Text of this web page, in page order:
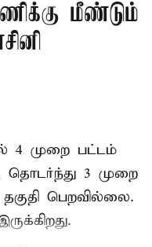
மீண்டும்
4 முறை பட்டம்
3 முறை
பெறவில்லை.